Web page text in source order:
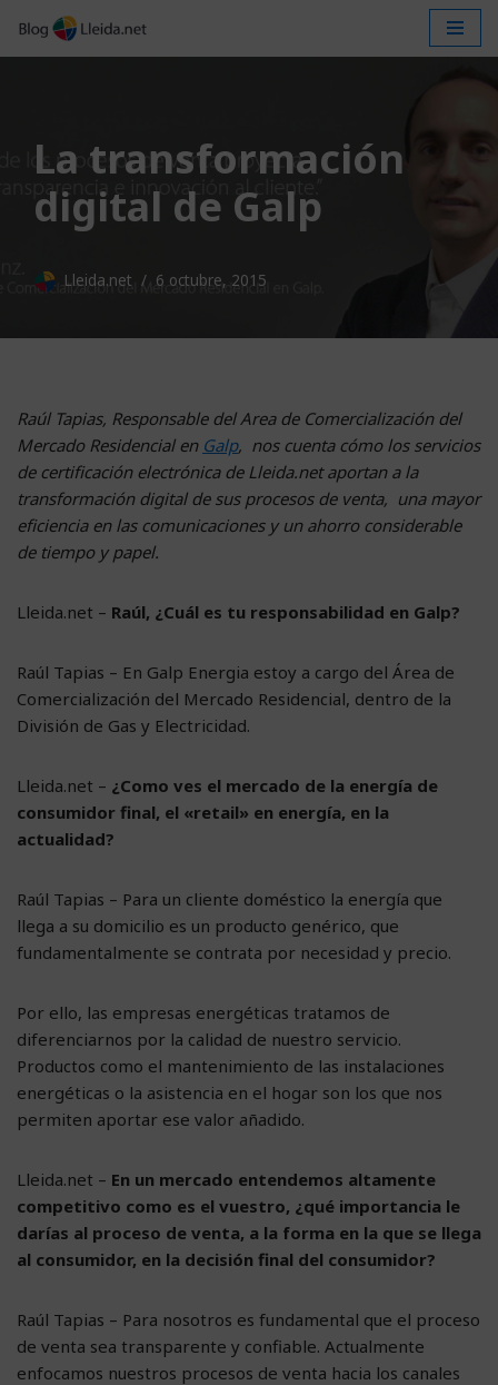
Saltar
La transformación
digital de Galp
Lleida.net 6 octubre, 2015
Raúl Tapias, Responsable del Area de Comercialización del
Mercado Residencial en Galp, nos cuenta cómo los servicios
de certificación electrónica de Lleida.net aportan a la
transformación digital de sus procesos de venta, una mayor
eficiencia en las comunicaciones y un ahorro considerable
de tiempo y papel.
Lleida.net – Raúl, ¿Cuál es tu responsabilidad en Galp?
Raúl Tapias – En Galp Energia estoy a cargo del Área de
Comercialización del Mercado Residencial, dentro de la
División de Gas y Electricidad.
Lleida.net – ¿Como ves el mercado de la energía de
consumidor final, el «retail» en energía, en la
actualidad?
Raúl Tapias – Para un cliente doméstico la energía que
llega a su domicilio es un producto genérico, que
fundamentalmente se contrata por necesidad y precio.
Por ello, las empresas energéticas tratamos de
diferenciarnos por la calidad de nuestro servicio.
Productos como el mantenimiento de las instalaciones
energéticas o la asistencia en el hogar son los que nos
permiten aportar ese valor añadido.
Lleida.net – En un mercado entendemos altamente
competitivo como es el vuestro, ¿qué importancia le
darías al proceso de venta, a la forma en la que se llega
al consumidor, en la decisión final del consumidor?
Raúl Tapias – Para nosotros es fundamental que el proceso
de venta sea transparente y confiable. Actualmente
enfocamos nuestros procesos de venta hacia los canales